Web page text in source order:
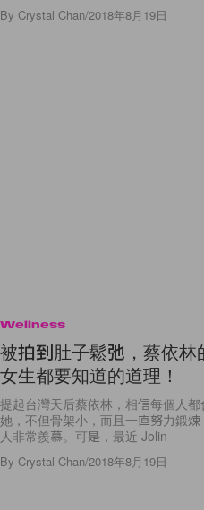
By Crystal Chan/2018年8月19日
Wellness
被拍到肚子鬆弛，蔡依
女生都要知道的道理！
提起台灣天后蔡依林，相信每個人
她，不但骨架小，而且一直努力鍛
人非常羨慕。可是，最近 Jolin
By Crystal Chan/2018年8月19日